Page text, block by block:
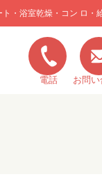
・浴室乾燥・コン ロ・
電話 お問